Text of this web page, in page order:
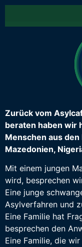
Zurück vom
beraten haben wir
Menschen aus den
Mazedonien,
Mit einem jungen
wird, besprechen
Eine junge
Asylverfahren und
Eine Familie hat
besprechen den
Eine Familie, die